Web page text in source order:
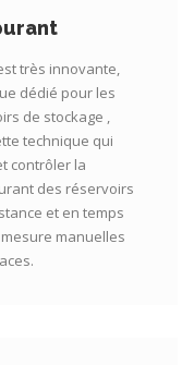
très innovante,
dédié pour les
de stockage ,
technique qui
contrôler la
des réservoirs
et en temps
manuelles